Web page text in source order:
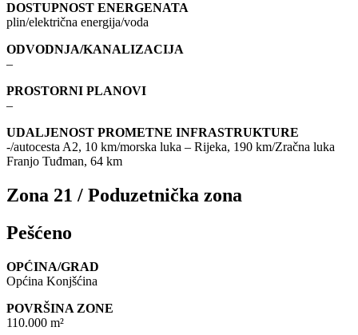
DOSTUPNOST ENERGENATA
plin/električna energija/voda
ODVODNJA/KANALIZACIJA
–
PROSTORNI PLANOVI
–
UDALJENOST PROMETNE INFRASTRUKTURE
-/autocesta A2, 10 km/morska luka – Rijeka, 190 km/Zračna luka
Franjo Tuđman, 64 km
Zona 21 / Poduzetnička zona
Pešćeno
OPĆINA/GRAD
Općina Konjšćina
POVRŠINA ZONE
110.000 m²